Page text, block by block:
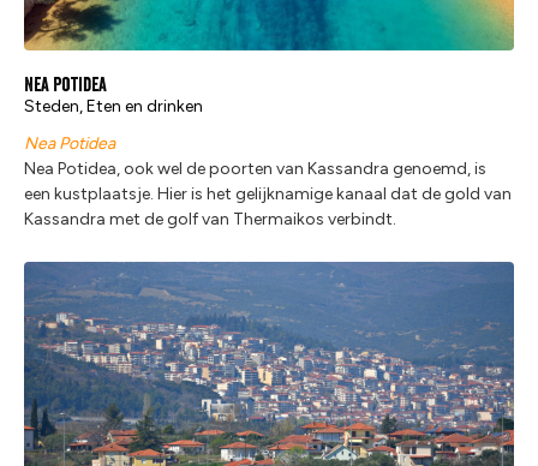
Nea Potidea
Steden, Eten en drinken
Nea Potidea
Nea Potidea, ook wel de poorten van Kassandra genoemd, is
een kustplaatsje. Hier is het gelijknamige kanaal dat de gold van
Kassandra met de golf van Thermaikos verbindt.